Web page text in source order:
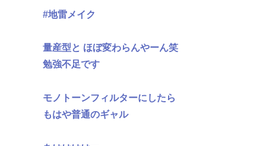
#地雷メイク
量産型と ほぼ変わらんやーん笑
勉強不足です
モノトーンフィルターにしたら
もはや普通のギャル